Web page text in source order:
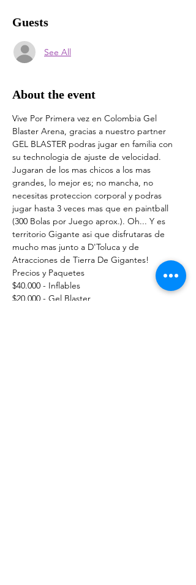
Guests
See All
About the event
Vive Por Primera vez en Colombia Gel
Blaster Arena, gracias a nuestro partner
GEL BLASTER podras jugar en familia con
su technologia de ajuste de velocidad.
Jugaran de los mas chicos a los mas
grandes, lo mejor es; no mancha, no
necesitas proteccion corporal y podras
jugar hasta 3 veces mas que en paintball
(300 Bolas por Juego aprox.). Oh... Y es
territorio Gigante asi que disfrutaras de
mucho mas junto a D'Toluca y de
Atracciones de Tierra De Gigantes!
Precios y Paquetes
$40.000 - Inflables
$20.000 - Gel Blaster